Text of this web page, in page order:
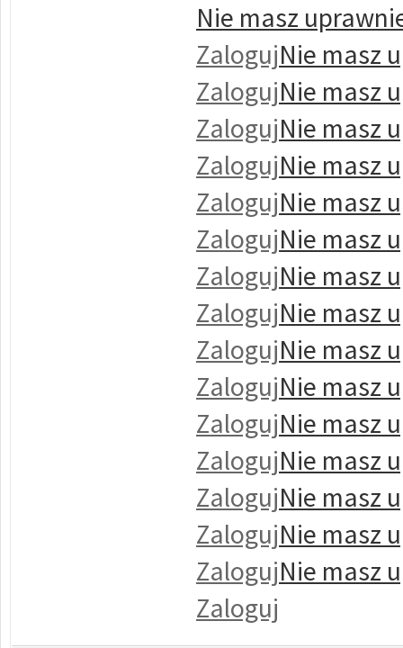
Nie masz
ZalogujNie masz
ZalogujNie masz
ZalogujNie masz
ZalogujNie masz
ZalogujNie masz
ZalogujNie masz
ZalogujNie masz
ZalogujNie masz
ZalogujNie masz
ZalogujNie masz
ZalogujNie masz
ZalogujNie masz
ZalogujNie masz
ZalogujNie masz
ZalogujNie masz
Zaloguj